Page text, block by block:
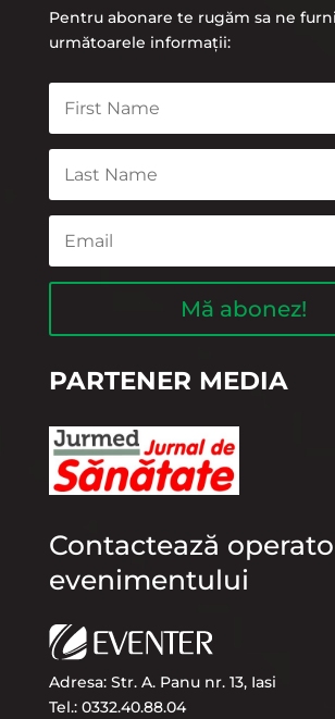
Pentru abonare te rugăm sa ne
următoarele informații:
Mă abonez!
PARTENER MEDIA
Contactează
evenimentului
Adresa: Str. A. Panu nr. 13, Iasi
Tel.: 0332.40.88.04